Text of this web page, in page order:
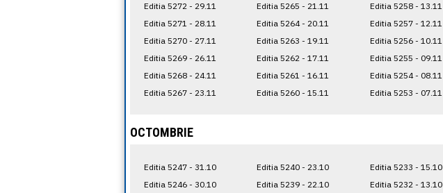
Editia 5272 - 29.11
Editia 5271 - 28.11
Editia 5270 - 27.11
Editia 5269 - 26.11
Editia 5268 - 24.11
Editia 5267 - 23.11
Editia 5265 - 21.11
Editia 5264 - 20.11
Editia 5263 - 19.11
Editia 5262 - 17.11
Editia 5261 - 16.11
Editia 5260 - 15.11
Editia 5258 - 13.11
Editia 5257 - 12.11
Editia 5256 - 10.11
Editia 5255 - 09.11
Editia 5254 - 08.11
Editia 5253 - 07.11
OCTOMBRIE
Editia 5247 - 31.10
Editia 5246 - 30.10
Editia 5240 - 23.10
Editia 5239 - 22.10
Editia 5233 - 15.10
Editia 5232 - 13.10